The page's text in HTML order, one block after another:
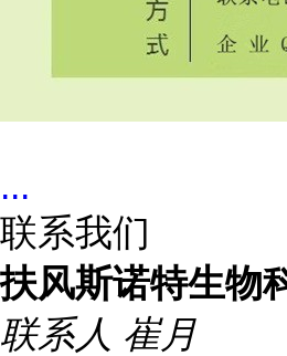
...
联系我们
扶风斯诺特生物
联系人 崔月